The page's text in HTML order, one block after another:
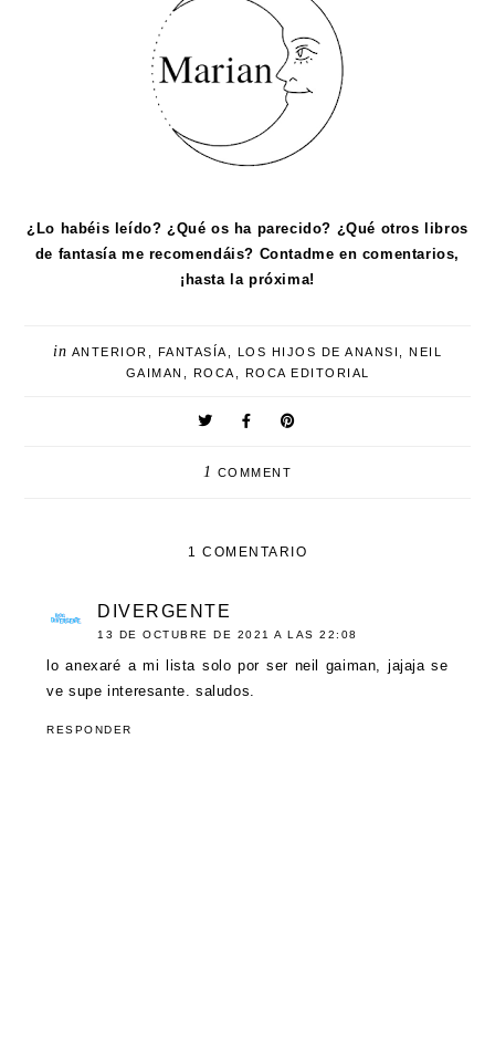
¿Lo habéis leído? ¿Qué os ha parecido? ¿Qué otros libros
de fantasía me recomendáis? Contadme en comentarios,
¡hasta la próxima!
in ANTERIOR FANTASÍA LOS HIJOS DE ANANSI
NEIL
GAIMAN
ROCA ROCA EDITORIAL
1 COMMENT
1 COMENTARIO
DIVERGENTE
13 DE OCTUBRE DE 2021 A LAS 22:08
lo anexaré a mi lista solo por ser neil gaiman, jajaja se
ve supe interesante. saludos.
RESPONDER